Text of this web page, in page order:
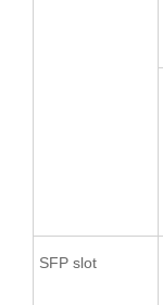
SFP slot